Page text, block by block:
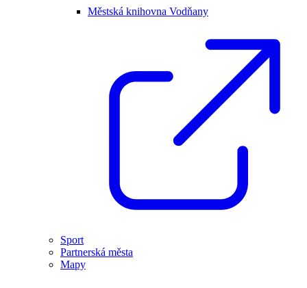
Městská knihovna Vodňany
Sport
Partnerská města
Mapy